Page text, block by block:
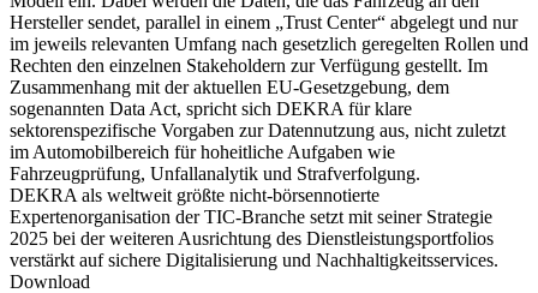
Hersteller sendet, parallel in einem „Trust Center“ abgelegt und nur
im jeweils relevanten Umfang nach gesetzlich geregelten Rollen und
Rechten den einzelnen Stakeholdern zur Verfügung gestellt. Im
Zusammenhang mit der aktuellen EU-Gesetzgebung, dem
sogenannten Data Act, spricht sich DEKRA für klare
sektorenspezifische Vorgaben zur Datennutzung aus, nicht zuletzt
im Automobilbereich für hoheitliche Aufgaben wie
Fahrzeugprüfung, Unfallanalytik und Strafverfolgung.
DEKRA als weltweit größte nicht-börsennotierte
Expertenorganisation der TIC-Branche setzt mit seiner Strategie
2025 bei der weiteren Ausrichtung des Dienstleistungsportfolios
verstärkt auf sichere Digitalisierung und Nachhaltigkeitsservices.
Download